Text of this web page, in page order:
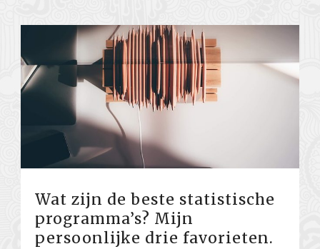
Wat zijn de beste statistische
programma’s? Mijn
persoonlijke drie favorieten.